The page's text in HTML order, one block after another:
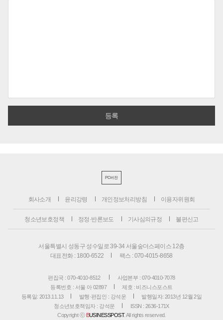
PC버전
회사소개 윤리강령 개인정보처리방침 이용자위원회
청소년보호정책 정정·반론보도 기사심의규정 불편신고
서울특별시 성동구 성수일로 39-34 서울숲더스페이스 12층
대표전화 : 1800-6522
팩스 : 070-4015-8658
편집국 : 070-4010-8512
사업본부 : 070-4010-7078
등록번호 : 서울 아 02897
제호 : 비즈니스포스트
등록일: 2013.11.13
발행·편집인 : 강석운
발행일자: 2013년 12월 2일
청소년보호책임자 : 강석운
ISSN : 2636-171X
Copyright ⓒ BUSINESSPOST. All rights reserved.